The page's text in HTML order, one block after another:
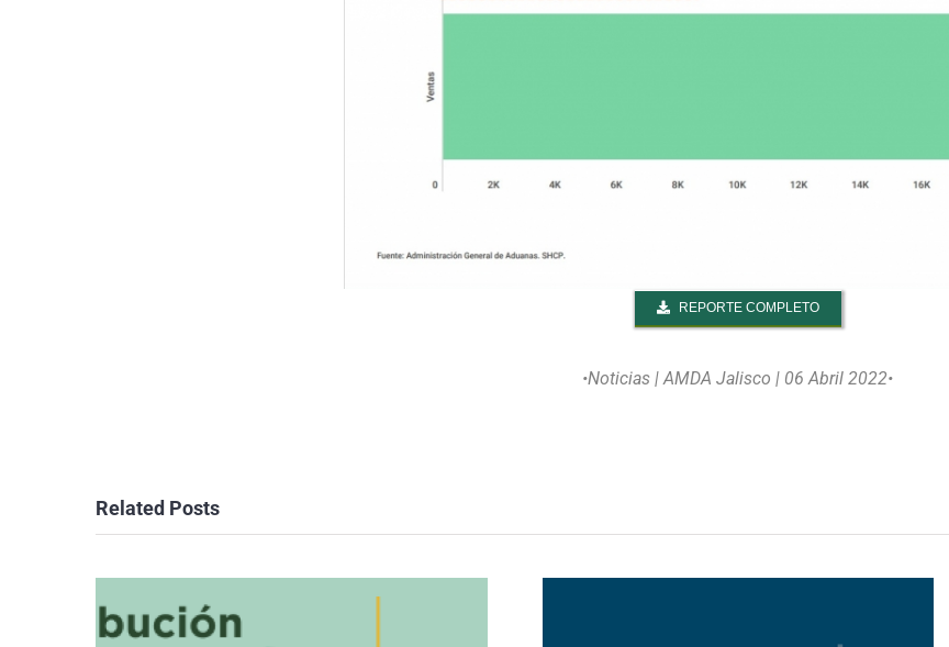
REPORTE COMPLETO
•Noticias | AMDA Jalisco | 06 Abril 2022•
Related Posts